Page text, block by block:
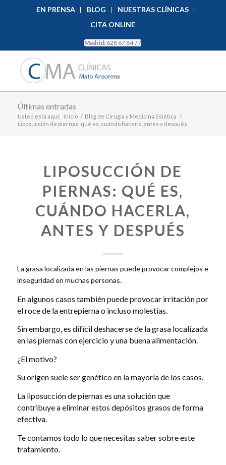
EN PRENSA BLOG
NUESTRAS CLÍNICAS
CITA ONLINE
Madrid: 628 67 84 77
Últimas entradas
Usted está aquí: Inicio / Blog de Cirugía y Medicina Estética /
Liposucción de piernas: qué es, cuándo hacerla, antes y después
LIPOSUCCIÓN DE
PIERNAS: QUÉ ES,
CUÁNDO HACERLA,
ANTES Y DESPUÉS
La grasa localizada en las piernas puede provocar complejos e
inseguridad en muchas personas.
En algunos casos también puede provocar irritación por
el roce de la entrepierna o incluso molestias.
Sin embargo, es difícil deshacerse de la grasa localizada
en las piernas con ejercicio y una buena alimentación.
¿El motivo?
Su origen suele ser genético en la mayoría de los casos.
La liposucción de piernas es una solución que
contribuye a eliminar estos depósitos grasos de forma
efectiva.
Te contamos todo lo que necesitas saber sobre este
tratamiento.